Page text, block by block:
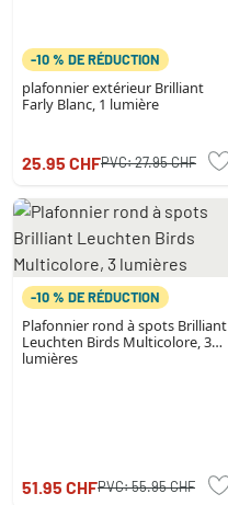
-10 % DE RÉDUCTION
plafonnier extérieur Brilliant
Farly Blanc, 1 lumière
25.95 CHFPVC:27.95 CHF
-10 % DE RÉDUCTION
Plafonnier rond à spots Brilliant
Leuchten Birds Multicolore, 3
lumières
51.95 CHFPVC:55.95 CHF